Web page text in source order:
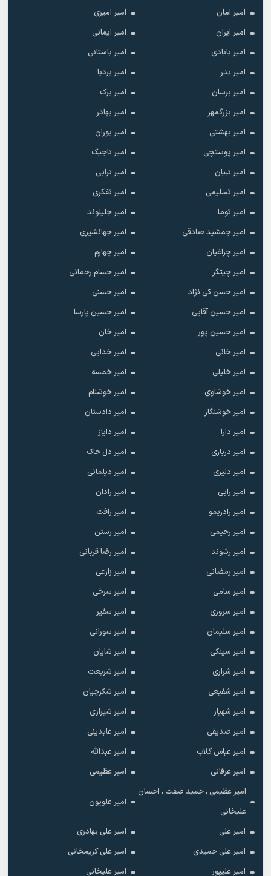
امیر امان
امیر امیری
امیر ایران
امیر ایمانی
امیر بابادی
امیر باستانی
امیر بدر
امیر بردیا
امیر برسان
امیر برک
امیر بزرگمهر
امیر بهادر
امیر بهشتی
امیر بوران
امیر پوستچی
امیر تاجیک
امیر تبیان
امیر ترابی
امیر تسلیمی
امیر تفکری
امیر توما
امیر جلیلوند
امیر جمشید صادقی
امیر جهانشیری
امیر چراغیان
امیر چهارم
امیر چیتگر
امیر حسام رحمانی
امیر حسن کی نژاد
امیر حسنی
امیر حسین آقایی
امیر حسین پارسا
امیر حسین پور
امیر خان
امیر خانی
امیر خدایی
امیر خلیلی
امیر خمسه
امیر خوشاوی
امیر خوشنام
امیر خوشنگار
امیر دادستان
امیر دارا
امیر دایاز
امیر درباری
امیر دل خاک
امیر دلیری
امیر دیلمانی
امیر رابی
امیر رادان
امیر رادریمو
امیر رافت
امیر رحیمی
امیر رستن
امیر رشوند
امیر رضا قربانی
امیر رمضانی
امیر زارعی
امیر سامی
امیر سرخی
امیر سروری
امیر سفیر
امیر سلیمان
امیر سورانی
امیر سینکی
امیر شایان
امیر شراری
امیر شریعت
امیر شفیعی
امیر شکرچیان
امیر شهیار
امیر شیرازی
امیر صدیقی
امیر عابدینی
امیر عباس گلاب
امیر عبدالله
امیر عرفانی
امیر عظیمی
امیر عظیمی , حمید صفت , احسان
علیخانی
امیر علویون
امیر علی
امیر علی بهادری
امیر علی حمیدی
امیر علی کریمخانی
امیر علیپور
امیر علیخانی